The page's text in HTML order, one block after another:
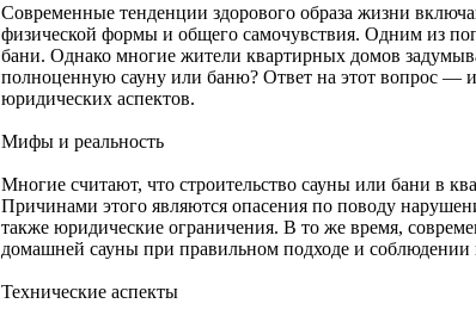
Современные тенденции здорового образа жизни
физической формы и общего самочувствия. Одним из
бани. Однако многие жители квартирных домов
полноценную сауну или баню? Ответ на этот вопрос —
юридических аспектов.
Мифы и реальность
Многие считают, что строительство сауны или бани в
Причинами этого являются опасения по поводу
также юридические ограничения. В то же время,
домашней сауны при правильном подходе и соблюдении
Технические аспекты